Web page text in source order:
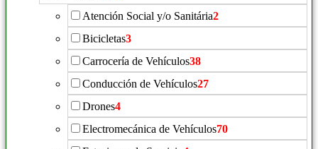
Atención Social y/o Sanitária2
Bicicletas3
Carrocería de Vehículos38
Conducción de Vehículos27
Drones4
Electromecánica de Vehículos70